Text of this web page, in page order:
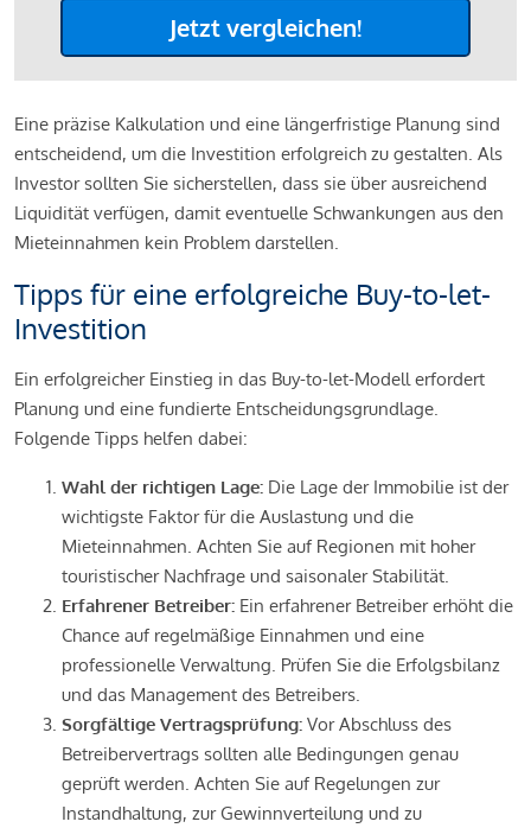
Jetzt vergleichen!
Eine präzise Kalkulation und eine längerfristige Planung sind
entscheidend, um die Investition erfolgreich zu gestalten. Als
Investor sollten Sie sicherstellen, dass sie über ausreichend
Liquidität verfügen, damit eventuelle Schwankungen aus den
Mieteinnahmen kein Problem darstellen.
Tipps für eine erfolgreiche Buy-to-let-
Investition
Ein erfolgreicher Einstieg in das Buy-to-let-Modell erfordert
Planung und eine fundierte Entscheidungsgrundlage.
Folgende Tipps helfen dabei:
Wahl der richtigen Lage: Die Lage der Immobilie ist der
wichtigste Faktor für die Auslastung und die
Mieteinnahmen. Achten Sie auf Regionen mit hoher
touristischer Nachfrage und saisonaler Stabilität.
Erfahrener Betreiber: Ein erfahrener Betreiber erhöht die
Chance auf regelmäßige Einnahmen und eine
professionelle Verwaltung. Prüfen Sie die Erfolgsbilanz
und das Management des Betreibers.
Sorgfältige Vertragsprüfung: Vor Abschluss des
Betreibervertrags sollten alle Bedingungen genau
geprüft werden. Achten Sie auf Regelungen zur
Instandhaltung, zur Gewinnverteilung und zu